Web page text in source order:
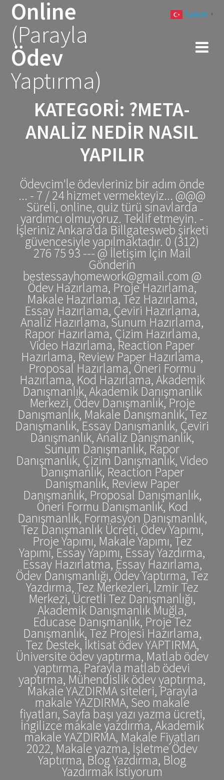
Online
(Parayla
Ödev
Yaptırma)
KATEGORI: ?META-
ANALIZ NEDIR NASIL
YAPILIR
Ödevcim'le ödevleriniz bir adım önde
... - 7 / 24 hizmet vermekteyiz... @@@
Süreli, online, quiz türü sınavlarda
yardımcı olmuyoruz. Teklif etmeyin. -
İşleriniz Ankara'da Billgatesweb şirketi
güvencesiyle yapılmaktadır. 0 (312)
276 75 93 --- @ İletişim İçin Mail
Gönderin
bestessayhomework@gmail.com @
Ödev Hazırlama, Proje Hazırlama,
Makale Hazırlama, Tez Hazırlama,
Essay Hazırlama, Çeviri Hazırlama,
Analiz Hazırlama, Sunum Hazırlama,
Rapor Hazırlama, Çizim Hazırlama,
Video Hazırlama, Reaction Paper
Hazırlama, Review Paper Hazırlama,
Proposal Hazırlama, Öneri Formu
Hazırlama, Kod Hazırlama, Akademik
Danışmanlık, Akademik Danışmanlık
Merkezi, Ödev Danışmanlık, Proje
Danışmanlık, Makale Danışmanlık, Tez
Danışmanlık, Essay Danışmanlık, Çeviri
Danışmanlık, Analiz Danışmanlık,
Sunum Danışmanlık, Rapor
Danışmanlık, Çizim Danışmanlık, Video
Danışmanlık, Reaction Paper
Danışmanlık, Review Paper
Danışmanlık, Proposal Danışmanlık,
Öneri Formu Danışmanlık, Kod
Danışmanlık, Formasyon Danışmanlık,
Tez Danışmanlık Ücreti, Ödev Yapımı,
Proje Yapımı, Makale Yapımı, Tez
Yapımı, Essay Yapımı, Essay Yazdırma,
Essay Hazırlatma, Essay Hazırlama,
Ödev Danışmanlığı, Ödev Yaptırma, Tez
Yazdırma, Tez Merkezleri, İzmir Tez
Merkezi, Ücretli Tez Danışmanlığı,
Akademik Danışmanlık Muğla,
Educase Danışmanlık, Proje Tez
Danışmanlık, Tez Projesi Hazırlama,
Tez Destek, İktisat ödev YAPTIRMA,
Üniversite ödev yaptırma, Matlab ödev
yaptırma, Parayla matlab ödevi
yaptırma, Mühendislik ödev yaptırma,
Makale YAZDIRMA siteleri, Parayla
makale YAZDIRMA, Seo makale
fiyatları, Sayfa başı yazı yazma ücreti,
İngilizce makale yazdırma, Akademik
makale YAZDIRMA, Makale Fiyatları
2022, Makale yazma, İşletme Ödev
Yaptırma, Blog Yazdırma, Blog
Yazdırmak İstiyorum
Turkish ▼